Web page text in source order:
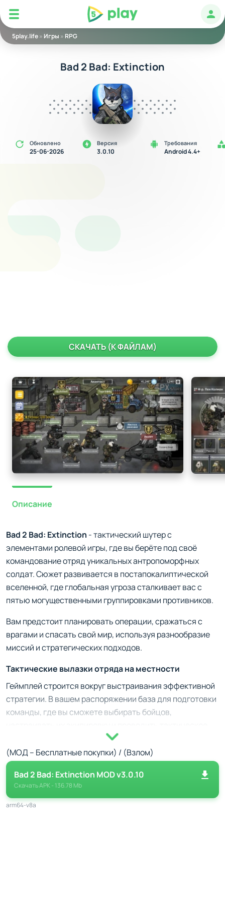
5play
5play.life» Игры » RPG
Bad 2 Bad: Extinction
Обновлено
25-06-2026
Версия
3.0.10
Требования
Android 4.4+
СКАЧАТЬ (К ФАЙЛАМ)
Описание
Bad 2 Bad: Extinction - тактический шутер с
элементами ролевой игры, где вы берёте под своё
командование отряд уникальных антропоморфных
солдат. Сюжет развивается в постапокалиптической
вселенной, где глобальная угроза сталкивает вас с
пятью могущественными группировками противников.
Вам предстоит планировать операции, сражаться с
врагами и спасать свой мир, используя разнообразие
миссий и стратегических подходов.
Тактические вылазки отряда на местности
Геймплей строится вокруг выстраивания эффективной
стратегии. В вашем распоряжении база для подготовки
команды, где вы сможете выбирать бойцов,
Операции проводятся в открытых зонах, каждая из
которых имеет свои препятствия и особенности. Вам
потребуется учитывать типовой состав врага,
эффективное использование окружающей среды и
(МОД – Бесплатные покупки) / (Взлом)
Bad 2 Bad: Extinction MOD v3.0.10
СкачатьAPK- 136.78 Mb
arm64-v8a